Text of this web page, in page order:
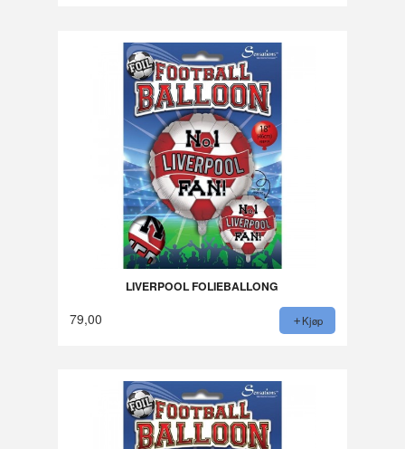
LIVERPOOL FOLIEBALLONG
79,00 Kjøp